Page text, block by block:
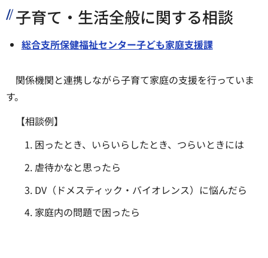
子育て・生活全般に関する相談
総合支所保健福祉センター子ども家庭支援課
関係機関と連携しながら子育て家庭の支援を行っていま
す。
【相談例】
困ったとき、いらいらしたとき、つらいときには
虐待かなと思ったら
DV（ドメスティック・バイオレンス）に悩んだら
家庭内の問題で困ったら